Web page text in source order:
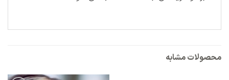
محصولات مشابه